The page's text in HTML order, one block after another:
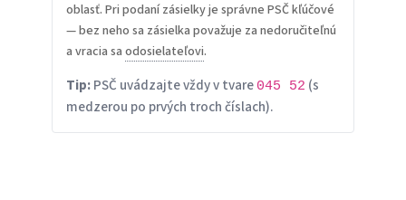
oblasť. Pri podaní zásielky je správne PSČ kľúčové
— bez neho sa zásielka považuje za nedoručiteľnú
a vracia sa odosielateľovi.
Tip:PSČ uvádzajte vždy v tvare 045 52 (s
medzerou po prvých troch číslach).